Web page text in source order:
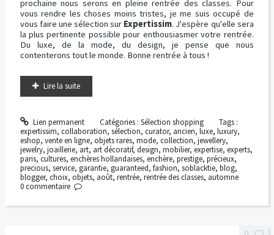
prochaine nous serons en pleine rentrée des classes. Pour
vous rendre les choses moins tristes, je me suis occupé de
vous faire une sélection sur Expertissim. J'espère qu'elle sera
la plus pertinente possible pour enthousiasmer votre rentrée.
Du luxe, de la mode, du design, je pense que nous
contenterons tout le monde. Bonne rentrée à tous !
Lire la suite
Lien permanent Catégories : Sélection shopping
Tags :
expertissim, collaboration, sélection, curator, ancien, luxe, luxury,
eshop, vente en ligne, objets rares, mode, collection, jewellery,
jewelry, joaillerie, art, art décoratif, design, mobilier, expertise, experts,
paris, cultures, enchères hollandaises, enchère, prestige, précieux,
precious, service, garantie, guaranteed, fashion, soblacktie, blog,
blogger, choix, objets, août, rentrée, rentrée des classes, automne
0 commentaire